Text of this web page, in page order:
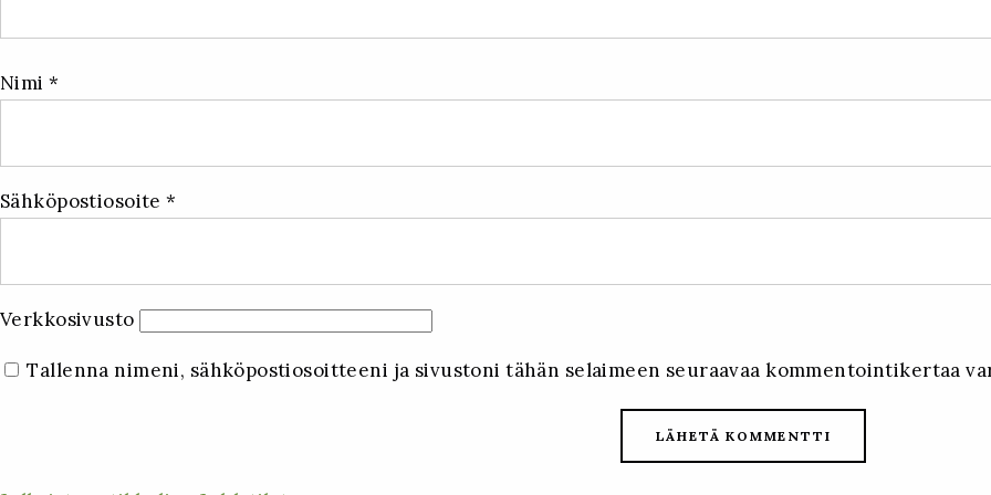
Nimi*
Sähköpostiosoite*
Verkkosivusto
Tallenna nimeni, sähköpostiosoitteeni ja sivustoni tähän selaimeen seuraavaa kommentointikertaa